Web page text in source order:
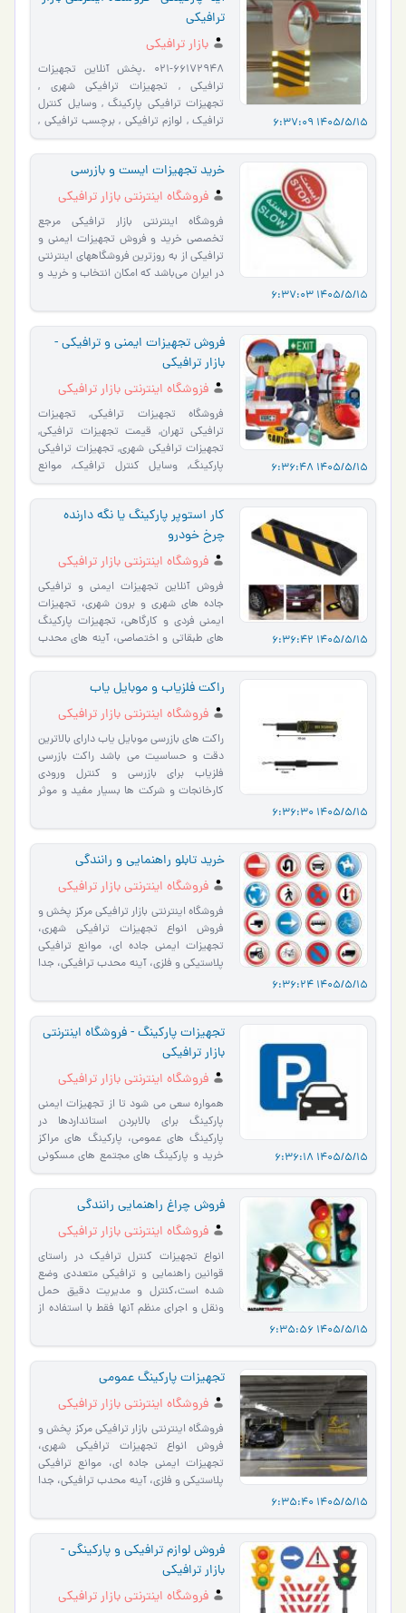
1405/5/15 6:37:09
ترافیکی
بازار ترافیکی
021-66172948 .پخش آنلاین تجهیزات
ترافیکی , تجهیزات ترافیکی شهری ,
تجهیزات ترافیکی پارکینگ , وسایل کنترل
ترافیک , لوازم ترافیکی , برچسب ترافیکی ,
علائم ترافیکی , علائم ایمنی , �…
1405/5/15 6:37:03
خرید تجهیزات ایست و بازرسی
فروشگاه اینترنتی بازار ترافیکی
فروشگاه اینترنتی بازار ترافیکی مرجع
تخصصی خرید و فروش تجهیزات ایمنی و
ترافیکی از به روزترین فروشگاههای اینترنتی
در ایران می‌باشد که امکان انتخاب و خرید و
1405/5/15 6:36:48
فروش تجهیزات ایمنی و ترافیکی -
بازار ترافیکی
فزوشگاه اینترنتی بازار ترافیکی
فروشگاه تجهیزات ترافیکی, تجهیزات
ترافیکی تهران, قیمت تجهیزات ترافیکی,
تجهیزات ترافیکی شهری, تجهیزات ترافیکی
پارکینگ, وسایل کنترل ترافیک, موانع
ترافیکی پلاستیکی , مو�…
1405/5/15 6:36:42
کار استوپر پارکینگ یا نگه دارنده
چرخ خودرو
فروشگاه اینترنتی بازار ترافیکی
فروش آنلاین تجهیزات ایمنی و ترافیکی
جاده های شهری و برون شهری، تجهیزات
ایمنی فردی و کارگاهی، تجهیزات پارکینگ
های طبقاتی و اختصاصی، آینه های محدب
جاده‌ای و پارکینگی�…
1405/5/15 6:36:30
راکت فلزیاب و موبایل یاب
فروشگاه اینترنتی بازار ترافیکی
راکت های بازرسی موبایل یاب دارای بالاترین
دقت و حساسیت می باشد راکت بازرسی
فلزیاب برای بازرسی و کنترل ورودی
کارخانجات و شرکت ها بسیار مفید و موثر
1405/5/15 6:36:24
خرید تابلو راهنمایی و رانندگی
فروشگاه اینترنتی بازار ترافیکی
فروشگاه اینترنتی بازار ترافیکی مرکز پخش و
فروش انواع تجهیزات ترافیکی شهری،
تجهیزات ایمنی جاده ای، موانع ترافیکی
پلاستیکی و فلزی، آینه محدب ترافیکی، جدا
1405/5/15 6:36:18
تجهیزات پارکینگ - فروشگاه اینترنتی
بازار ترافیکی
فروشگاه اینترنتی بازار ترافیکی
همواره سعی می شود تا از تجهیزات ایمنی
پارکینگ برای بالابردن استانداردها در
پارکینگ های عمومی، پارکینگ های مراکز
خرید و پارکینگ های مجتمع های مسکونی
استفاده شود، تجه…
1405/5/15 6:35:56
فروش چراغ راهنمایی رانندگی
فروشگاه اینترنتی بازار ترافیکی
انواع تجهیزات کنترل ترافیک در راستای
قوانین راهنمایی و ترافیکی متعددی وضع
شده است،کنترل و مدیریت دقیق حمل
ونقل و اجرای منظم آنها فقط با استفاده از
1405/5/15 6:35:40
تجهیزات پارکینگ عمومی
فروشگاه اینترنتی بازار ترافیکی
فروشگاه اینترنتی بازار ترافیکی مرکز پخش و
فروش انواع تجهیزات ترافیکی شهری،
تجهیزات ایمنی جاده ای، موانع ترافیکی
پلاستیکی و فلزی، آینه محدب ترافیکی، جدا
فروش لوازم ترافیکی و پارکینگی -
بازار ترافیکی
فروشگاه اینترنتی بازار ترافیکی